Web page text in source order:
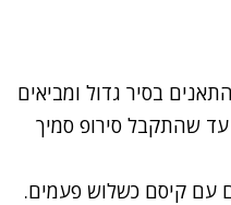
בסיר גדול ומביאים
שהתקבל סירופ סמיך